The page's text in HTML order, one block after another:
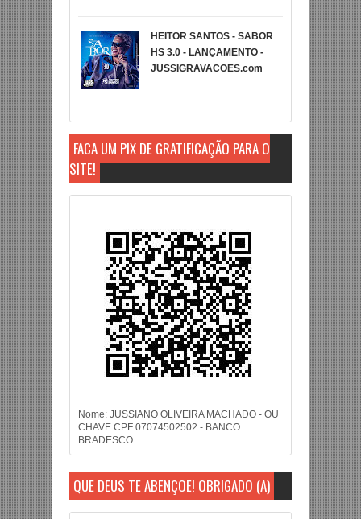
HEITOR SANTOS - SABOR
HS 3.0 - LANÇAMENTO -
JUSSIGRAVACOES.com
FAÇA UM PIX DE GRATIFICAÇÃO PARA O
SITE!
Nome: JUSSIANO OLIVEIRA MACHADO - OU
CHAVE CPF 07074502502 - BANCO
BRADESCO
QUE DEUS TE ABENÇOE! OBRIGADO (A)